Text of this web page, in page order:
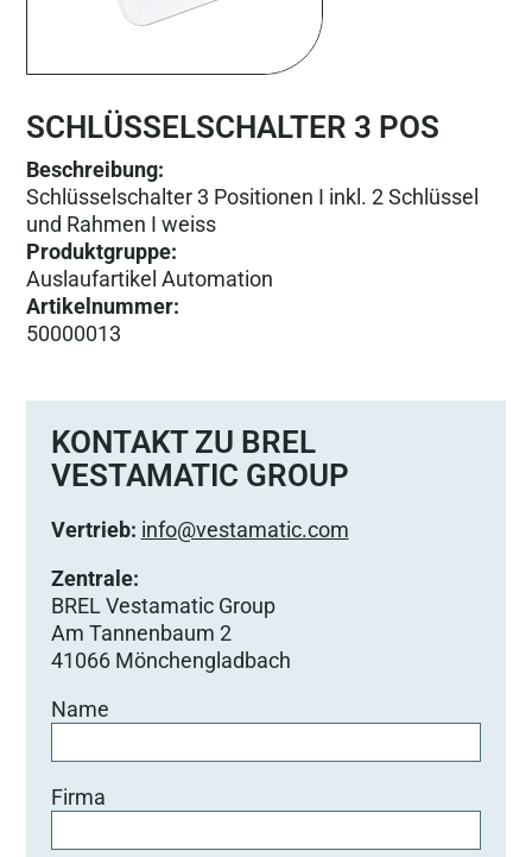
SCHLÜSSELSCHALTER 3 POS
Beschreibung:
Schlüsselschalter 3 Positionen I inkl. 2 Schlüssel
und Rahmen I weiss
Produktgruppe:
Auslaufartikel Automation
Artikelnummer:
50000013
KONTAKT ZU BREL
VESTAMATIC GROUP
Vertrieb: info@vestamatic.com
Zentrale:
BREL Vestamatic Group
Am Tannenbaum 2
41066 Mönchengladbach
Name
Firma